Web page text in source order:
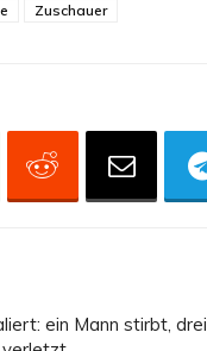
Zuschauer
ein Mann stirbt, drei